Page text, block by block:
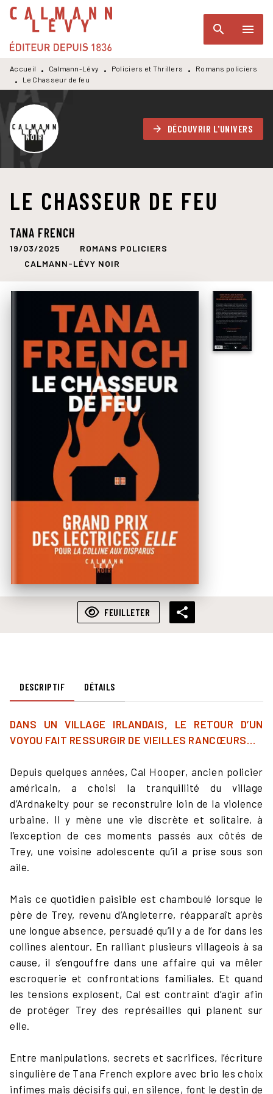
MENU RECHERCHE
PIED DE PAGE
search menu
Accueil • Calmann-Lévy • Policiers et Thrillers •
Romans policiers
•
Le Chasseur de feu
arrow_forward DÉCOUVRIR L'UNIVERS
LE CHASSEUR DE FEU
TANA FRENCH
19/03/2025
ROMANS POLICIERS
CALMANN-LÉVY NOIR
FEUILLETER
DESCRIPTIF DÉTAILS
DANS UN VILLAGE IRLANDAIS, LE RETOUR D’UN
VOYOU FAIT RESSURGIR DE VIEILLES RANCŒURS…
Depuis quelques années, Cal Hooper, ancien policier
américain, a choisi la tranquillité du village
d’Ardnakelty pour se reconstruire loin de la violence
urbaine. Il y mène une vie discrète et solitaire, à
l’exception de ces moments passés aux côtés de
Trey, une voisine adolescente qu’il a prise sous son
aile.
Mais ce quotidien paisible est chamboulé lorsque le
père de Trey, revenu d’Angleterre, réapparaît après
une longue absence, persuadé qu’il y a de l’or dans les
collines alentour. En ralliant plusieurs villageois à sa
cause, il s’engouffre dans une affaire qui va mêler
escroquerie et confrontations familiales. Et quand
les tensions explosent, Cal est contraint d’agir afin
de protéger Trey des représailles qui planent sur
elle.
Entre manipulations, secrets et sacrifices, l’écriture
singulière de Tana French explore avec brio les choix
infimes mais décisifs qui, en silence, font le destin de